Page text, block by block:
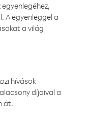
A egyenleggel a
a világ
hívások
díjaival a
át.